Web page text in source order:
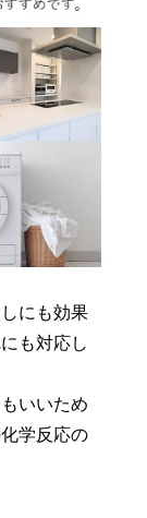
にも効果
も対応し
いいため
学反応の